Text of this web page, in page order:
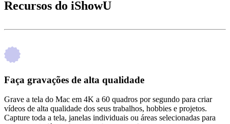
Recursos do iShowU
Faça gravações de alta qualidade
Grave a tela do Mac em 4K a 60 quadros por segundo para criar
vídeos de alta qualidade dos seus trabalhos, hobbies e projetos.
Capture toda a tela, janelas individuais ou áreas selecionadas para